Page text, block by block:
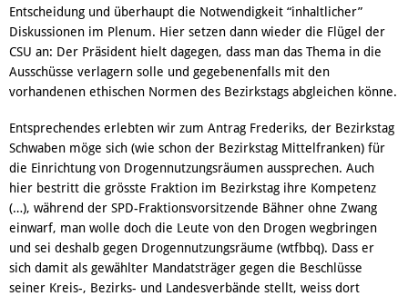
Entscheidung und überhaupt die Notwendigkeit “inhaltlicher”
Diskussionen im Plenum. Hier setzen dann wieder die Flügel der
CSU an: Der Präsident hielt dagegen, dass man das Thema in die
Ausschüsse verlagern solle und gegebenenfalls mit den
vorhandenen ethischen Normen des Bezirkstags abgleichen könne.
Entsprechendes erlebten wir zum Antrag Frederiks, der Bezirkstag
Schwaben möge sich (wie schon der Bezirkstag Mittelfranken) für
die Einrichtung von Drogennutzungsräumen aussprechen. Auch
hier bestritt die grösste Fraktion im Bezirkstag ihre Kompetenz
(…), während der SPD-Fraktionsvorsitzende Bähner ohne Zwang
einwarf, man wolle doch die Leute von den Drogen wegbringen
und sei deshalb gegen Drogennutzungsräume (wtfbbq). Dass er
sich damit als gewählter Mandatsträger gegen die Beschlüsse
seiner Kreis-, Bezirks- und Landesverbände stellt, weiss dort